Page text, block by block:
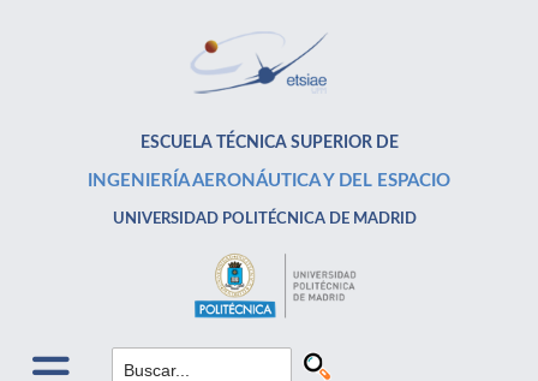
ESCUELA TÉCNICA SUPERIOR DE
INGENIERÍA AERONÁUTICA Y DEL ESPACIO
UNIVERSIDAD POLITÉCNICA DE MADRID